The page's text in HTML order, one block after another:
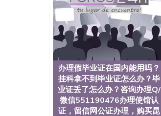
办理假毕业证在国内能用吗？
挂科拿不到毕业证怎么办？毕
业证丢了怎么办？咨询办理Q/
微信551190476办理使馆认
证，留信网公证办理，购买昆